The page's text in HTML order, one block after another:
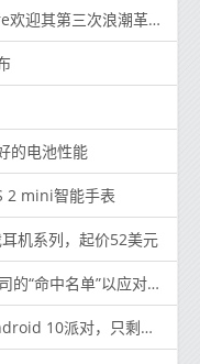
迎其第三次浪潮革命
的电池性能
2 mini智能手表
机系列，起价52美元
名单”以应对更严格的规定
对，只剩下一个运营商